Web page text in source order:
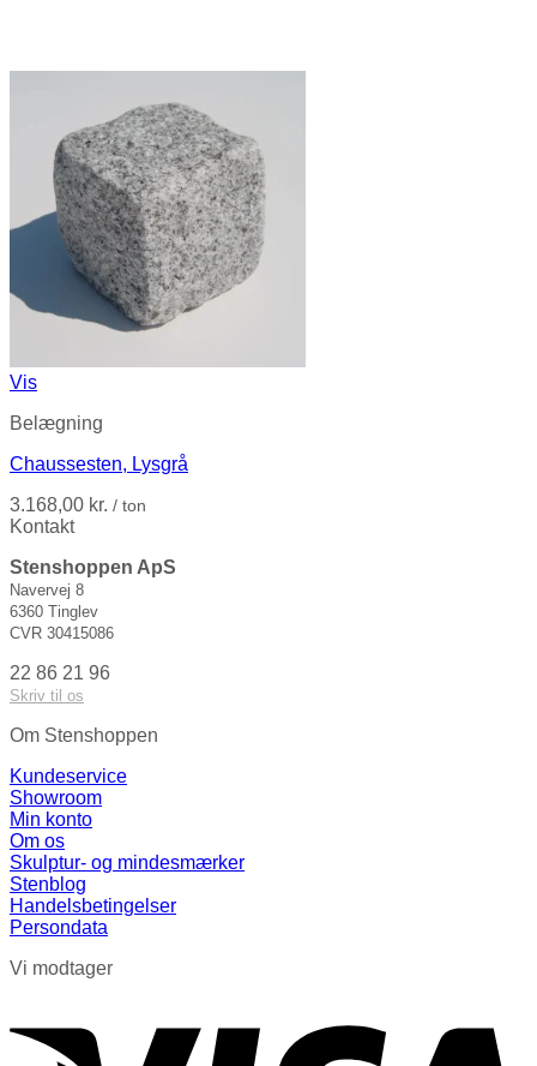
Vis
Belægning
Chaussesten, Lysgrå
3.168,00 kr. / ton
Kontakt
Stenshoppen ApS
Navervej 8
6360 Tinglev
CVR 30415086
22 86 21 96
Skriv til os
Om Stenshoppen
Kundeservice
Showroom
Min konto
Om os
Skulptur- og mindesmærker
Stenblog
Handelsbetingelser
Persondata
Vi modtager